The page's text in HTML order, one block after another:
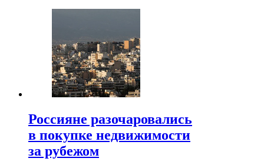
Россияне разочаровались
в покупке недвижимости
за рубежом